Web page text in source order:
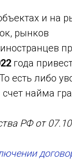
и на
рынков
года
есть либо
найма
РФ от